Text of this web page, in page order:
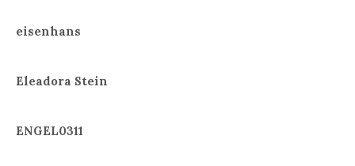
eisenhans
Eleadora Stein
ENGEL0311